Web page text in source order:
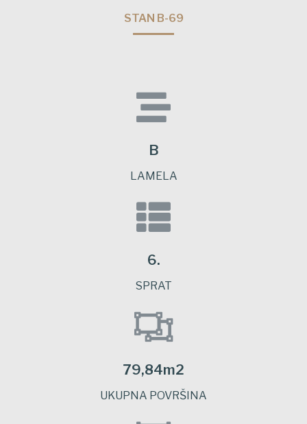
STAN B-69
B
LAMELA
6.
SPRAT
79,84m2
UKUPNA POVRŠINA